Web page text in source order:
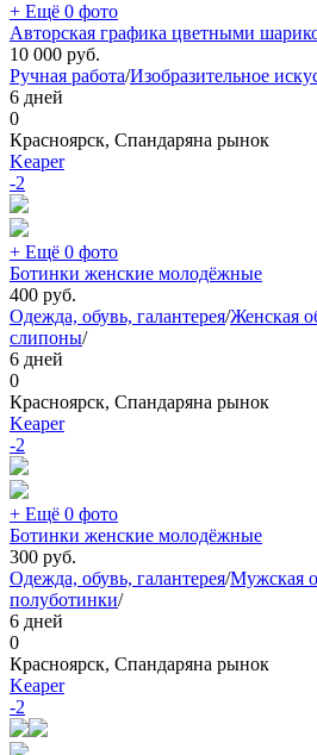
+ Ещё 0 фото
Авторская графика цветными
10 000 руб.
Ручная работа/Изобразительное
6 дней
0
Красноярск, Спандаряна рынок
Keaper
-2
+ Ещё 0 фото
Ботинки женские молодёжные
400 руб.
Одежда, обувь, галантерея/Женская
слипоны/
6 дней
0
Красноярск, Спандаряна рынок
Keaper
-2
+ Ещё 0 фото
Ботинки женские молодёжные
300 руб.
Одежда, обувь, галантерея/Мужская
полуботинки/
6 дней
0
Красноярск, Спандаряна рынок
Keaper
-2